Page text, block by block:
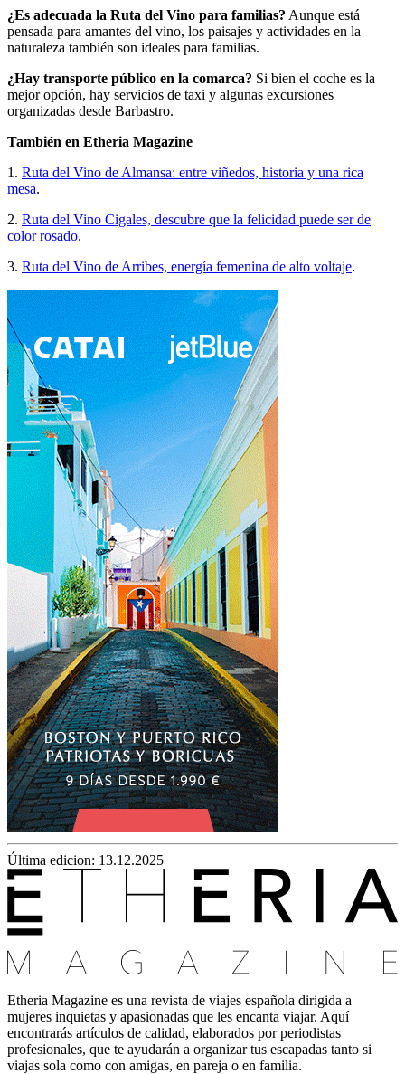
¿Es adecuada la Ruta del Vino para familias? Aunque está
pensada para amantes del vino, los paisajes y actividades en la
naturaleza también son ideales para familias.
¿Hay transporte público en la comarca? Si bien el coche es la
mejor opción, hay servicios de taxi y algunas excursiones
organizadas desde Barbastro.
También en Etheria Magazine
1. Ruta del Vino de Almansa: entre viñedos, historia y una rica
mesa.
2. Ruta del Vino Cigales, descubre que la felicidad puede ser de
color rosado.
3. Ruta del Vino de Arribes, energía femenina de alto voltaje.
Última edicion: 13.12.2025
Etheria Magazine es una revista de viajes española dirigida a
mujeres inquietas y apasionadas que les encanta viajar. Aquí
encontrarás artículos de calidad, elaborados por periodistas
profesionales, que te ayudarán a organizar tus escapadas tanto si
viajas sola como con amigas, en pareja o en familia.